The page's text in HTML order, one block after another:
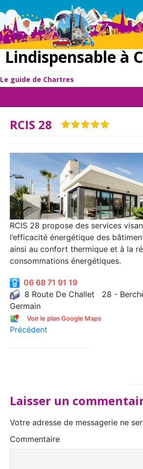
Lindispensable à
Le guide de Chartres
RCIS 28
RCIS 28 propose des services
l’efficacité énergétique des
ainsi au confort thermique et à la
consommations énergétiques.
06 68 71 91 19
8 Route De Challet 28 -
Germain
Voir le plan Google Maps
Précédent
Laisser un
Votre adresse de messagerie ne
Commentaire